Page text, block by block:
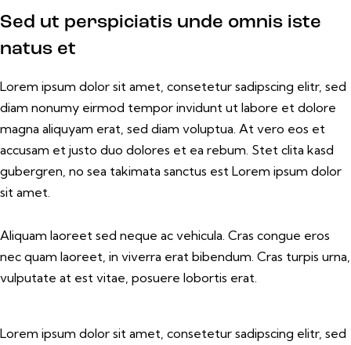
Sed ut perspiciatis unde omnis iste
natus et
Lorem ipsum dolor sit amet, consetetur sadipscing elitr, sed
diam nonumy eirmod tempor invidunt ut labore et dolore
magna aliquyam erat, sed diam voluptua. At vero eos et
accusam et justo duo dolores et ea rebum. Stet clita kasd
gubergren, no sea takimata sanctus est Lorem ipsum dolor
sit amet.
Aliquam laoreet sed neque ac vehicula. Cras congue eros
nec quam laoreet, in viverra erat bibendum. Cras turpis urna,
vulputate at est vitae, posuere lobortis erat.
Lorem ipsum dolor sit amet, consetetur sadipscing elitr, sed